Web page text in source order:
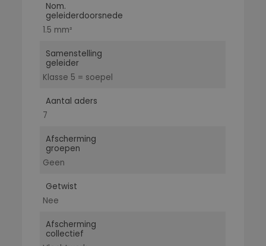
Nom.
geleiderdoorsnede
1.5 mm²
Samenstelling
geleider
Klasse 5 = soepel
Aantal aders
7
Afscherming
groepen
Geen
Getwist
Nee
Afscherming
collectief